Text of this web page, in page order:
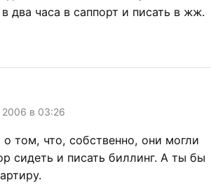
в два часа в саппорт и писать в жж.
в 03:26
о том, что, собственно, они могли
сидеть и писать биллинг. А ты бы